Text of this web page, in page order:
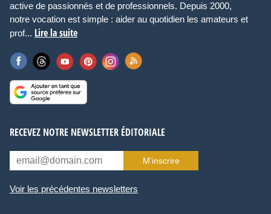
active de passionnés et de professionnels. Depuis 2000,
notre vocation est simple : aider au quotidien les amateurs et
prof... Lire la suite
RECEVEZ NOTRE NEWSLETTER ÉDITORIALE
M’inscrire
Voir les précédentes newsletters